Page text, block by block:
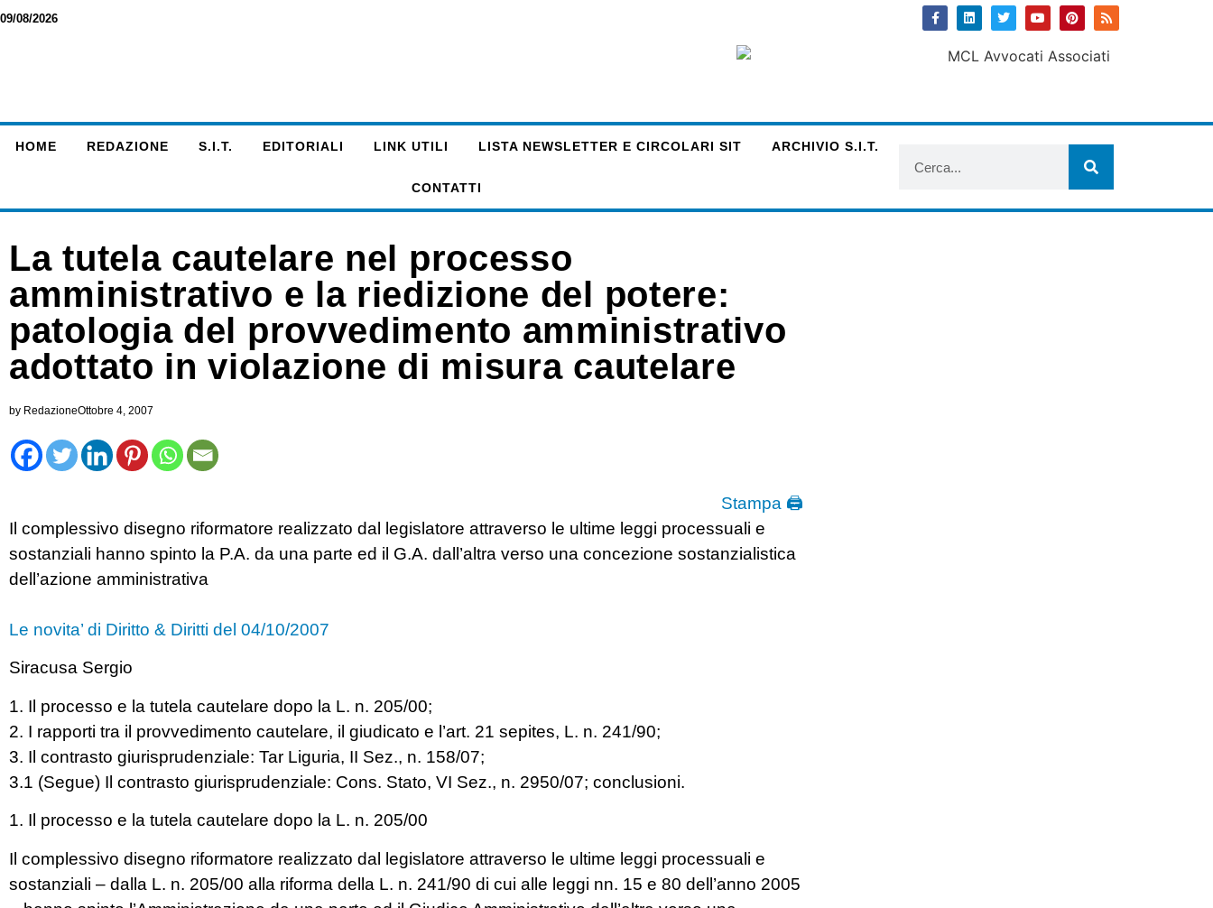
09/08/2026
HOME REDAZIONE S.I.T. EDITORIALI LINK UTILI LISTA NEWSLETTER E CIRCOLARI SIT ARCHIVIO S.I.T.
CONTATTI
La tutela cautelare nel processo
amministrativo e la riedizione del potere:
patologia del provvedimento amministrativo
adottato in violazione di misura cautelare
by RedazioneOttobre 4, 2007
Stampa 🖨
Il complessivo disegno riformatore realizzato dal legislatore attraverso le ultime leggi processuali e
sostanziali hanno spinto la P.A. da una parte ed il G.A. dall’altra verso una concezione sostanzialistica
dell’azione amministrativa
Le novita’ di Diritto & Diritti del 04/10/2007
Siracusa Sergio
1. Il processo e la tutela cautelare dopo la L. n. 205/00;
2. I rapporti tra il provvedimento cautelare, il giudicato e l’art. 21 sepites, L. n. 241/90;
3. Il contrasto giurisprudenziale: Tar Liguria, II Sez., n. 158/07;
3.1 (Segue) Il contrasto giurisprudenziale: Cons. Stato, VI Sez., n. 2950/07; conclusioni.
1. Il processo e la tutela cautelare dopo la L. n. 205/00
Il complessivo disegno riformatore realizzato dal legislatore attraverso le ultime leggi processuali e
sostanziali – dalla L. n. 205/00 alla riforma della L. n. 241/90 di cui alle leggi nn. 15 e 80 dell’anno 2005